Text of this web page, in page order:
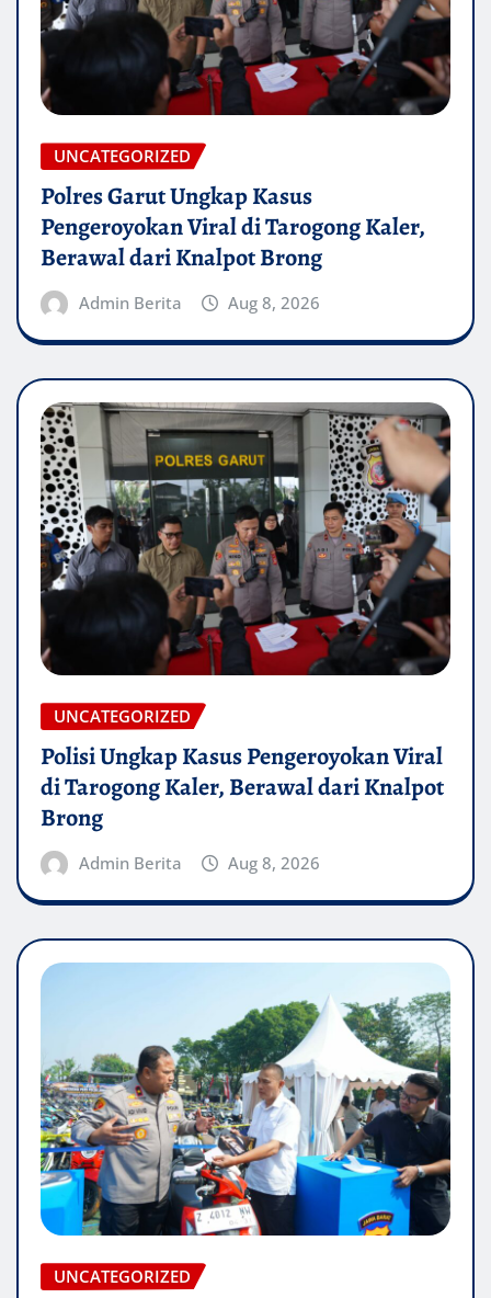
UNCATEGORIZED
Polres Garut Ungkap Kasus
Pengeroyokan Viral di Tarogong Kaler,
Berawal dari Knalpot Brong
Admin Berita Aug 8, 2026
UNCATEGORIZED
Polisi Ungkap Kasus Pengeroyokan Viral
di Tarogong Kaler, Berawal dari Knalpot
Brong
Admin Berita Aug 8, 2026
UNCATEGORIZED